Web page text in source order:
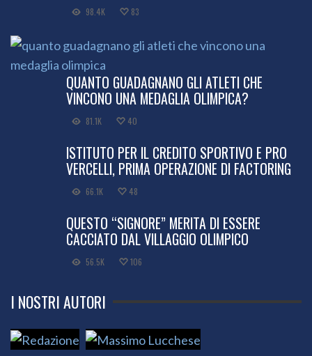
98.4K 83
QUANTO GUADAGNANO GLI ATLETI CHE
VINCONO UNA MEDAGLIA OLIMPICA?
81.1K 40
ISTITUTO PER IL CREDITO SPORTIVO E PRO
VERCELLI, PRIMA OPERAZIONE DI FACTORING
66.1K 48
QUESTO “SIGNORE” MERITA DI ESSERE
CACCIATO DAL VILLAGGIO OLIMPICO
56.5K 106
I NOSTRI AUTORI